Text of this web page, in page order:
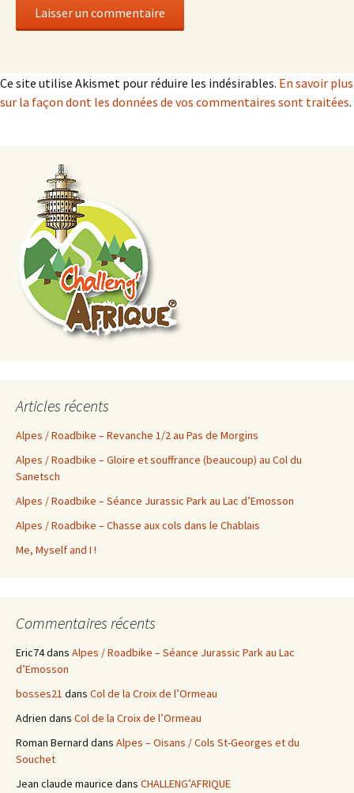
Ce site utilise Akismet pour réduire les indésirables. En savoir plus
sur la façon dont les données de vos commentaires sont traitées.
Articles récents
Alpes / Roadbike – Revanche 1/2 au Pas de Morgins
Alpes / Roadbike – Gloire et souffrance (beaucoup) au Col du
Sanetsch
Alpes / Roadbike – Séance Jurassic Park au Lac d’Emosson
Alpes / Roadbike – Chasse aux cols dans le Chablais
Me, Myself and I !
Commentaires récents
Eric74dans Alpes / Roadbike – Séance Jurassic Park au Lac
d’Emosson
bosses21 dans Col de la Croix de l’Ormeau
Adrien dans Col de la Croix de l’Ormeau
Roman Bernard dans Alpes – Oisans / Cols St-Georges et du
Souchet
Jean claude maurice dans CHALLENG’AFRIQUE